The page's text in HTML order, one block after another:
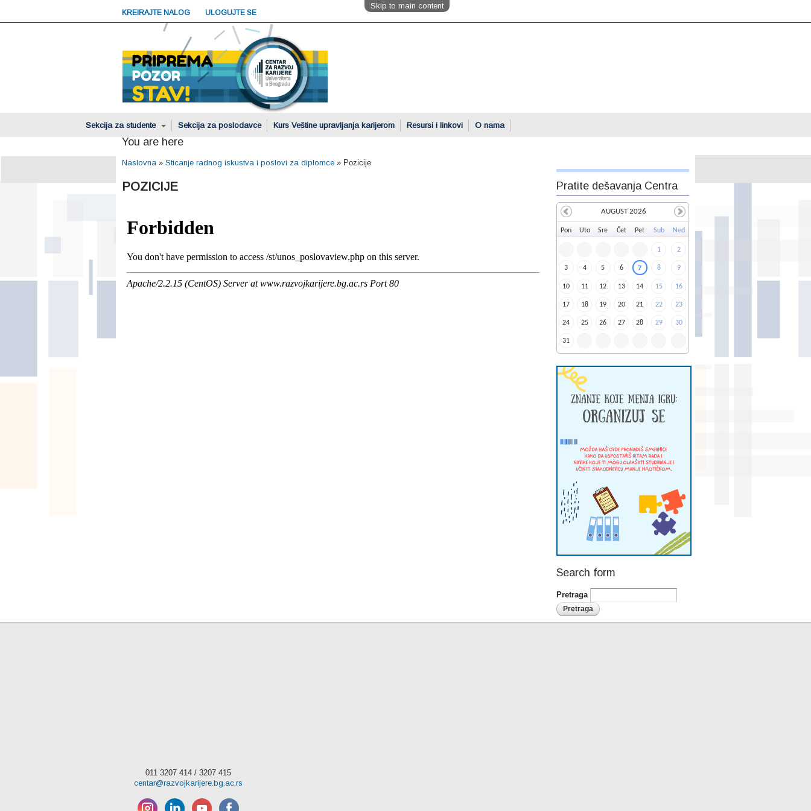
Skip to main content
KREIRAJTE NALOG ULOGUJTE SE
Sekcija za studente Sekcija za poslodavce Kurs Veštine upravljanja karijerom Resursi i linkovi O nama
You are here
Naslovna » Sticanje radnog iskustva i poslovi za diplomce » Pozicije
POZICIJE Pratite dešavanja Centra
Pon Uto Sre Čet Pet Sub Ned
1 2
3 4 5 6 7 8 9
10 11 12 13 14 15 16
17 18 19 20 21 22 23
24 25 26 27 28 29 30
31
AUGUST 2026
Search form
Pretraga
011 3207 414 / 3207 415
centar@razvojkarijere.bg.ac.rs